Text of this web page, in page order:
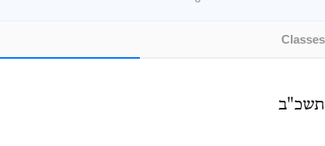
Classes